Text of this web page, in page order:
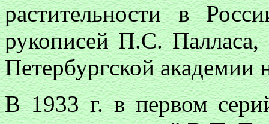
растительности в
рукописей П.С.
Петербургской академии
В 1933 г. в первом